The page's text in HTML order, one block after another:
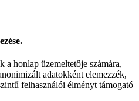
a honlap üzemeltetője számára,
adatokként elemezzék,
felhasználói élményt támogató